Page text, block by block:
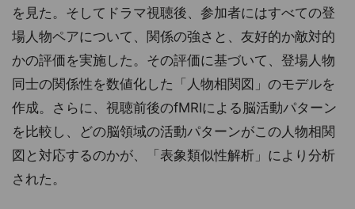
を見た。そしてドラマ視聴後、参加者にはすべての登
場人物ペアについて、関係の強さと、友好的か敵対的
かの評価を実施した。その評価に基づいて、登場人物
同士の関係性を数値化した「人物相関図」のモデルを
作成。さらに、視聴前後のfMRIによる脳活動パターン
を比較し、どの脳領域の活動パターンがこの人物相関
図と対応するのかが、「表象類似性解析」により分析
された。